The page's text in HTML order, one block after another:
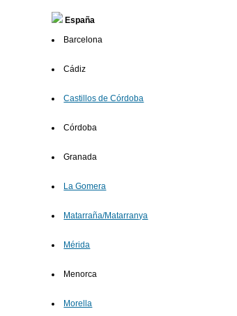
España
Barcelona
Cádiz
Castillos de Córdoba
Córdoba
Granada
La Gomera
Matarraña/Matarranya
Mérida
Menorca
Morella